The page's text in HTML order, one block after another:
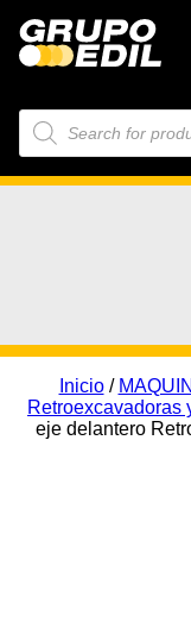
Búsqueda
de
productos
Inicio/
Retroexcavadoras
eje delantero